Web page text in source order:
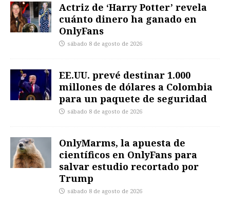
Actriz de ‘Harry Potter’ revela
cuánto dinero ha ganado en
OnlyFans
sábado 8 de agosto de 2026
EE.UU. prevé destinar 1.000
millones de dólares a Colombia
para un paquete de seguridad
sábado 8 de agosto de 2026
OnlyMarms, la apuesta de
científicos en OnlyFans para
salvar estudio recortado por
Trump
sábado 8 de agosto de 2026